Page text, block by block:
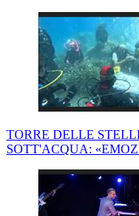
TORRE DELLE
SOTT'ACQUA: